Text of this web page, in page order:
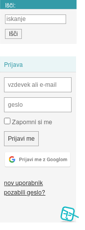
Išči:
Prijava
Zapomni si me
nov uporabnik
pozabili geslo?